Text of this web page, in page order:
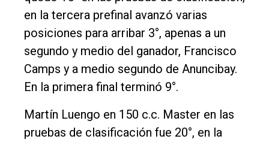
en la tercera prefinal avanzó varias
posiciones para arribar 3°, apenas a un
segundo y medio del ganador, Francisco
Camps y a medio segundo de Anuncibay.
En la primera final terminó 9°.
Martín Luengo en 150 c.c. Master en las
pruebas de clasificación fue 20°, en la